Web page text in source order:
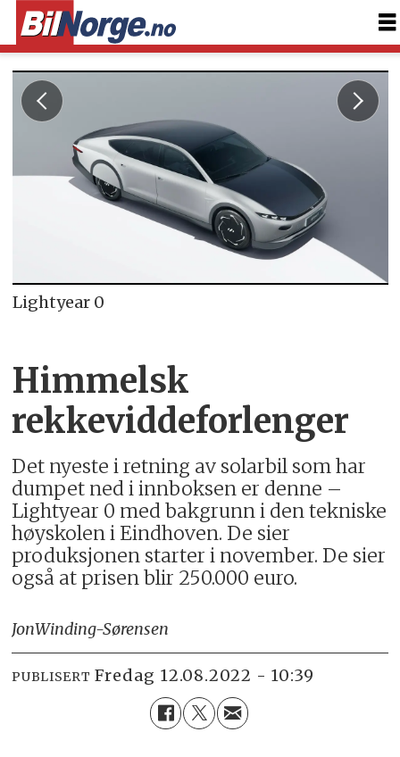
Lightyear 0
Himmelsk
rekkeviddeforlenger
Det nyeste i retning av solarbil som har
dumpet ned i innboksen er denne –
Lightyear 0 med bakgrunn i den tekniske
høyskolen i Eindhoven. De sier
produksjonen starter i november. De sier
også at prisen blir 250.000 euro.
JonWinding-Sørensen
PUBLISERT fredag 12.08.2022 - 10:39